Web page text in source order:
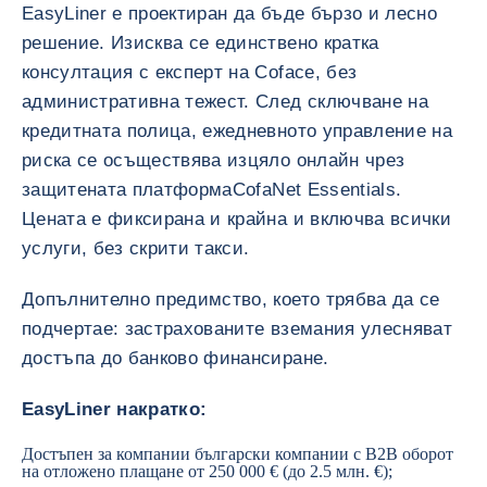
EasyLiner е проектиран да бъде бързо и лесно
решение. Изисква се единствено кратка
консултация с експерт на Coface, без
административна тежест. След сключване на
кредитната полица, ежедневното управление на
риска се осъществява изцяло онлайн чрез
защитената платформаCofaNet Essentials.
Цената е фиксирана и крайна и включва всички
услуги, без скрити такси.
Допълнително предимство, което трябва да се
подчертае: застрахованите вземания улесняват
достъпа до банково финансиране.
EasyLiner накратко:
Достъпен за компании български компании с B2B оборот
на отложено плащане от 250 000 € (до 2.5 млн. €);